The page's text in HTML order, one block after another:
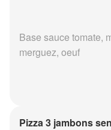
Base sauce tomate,
merguez, oeuf
Pizza 3 jambons